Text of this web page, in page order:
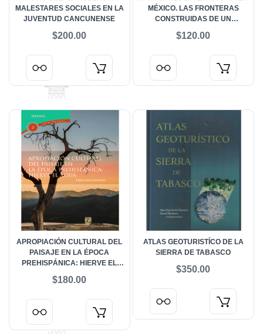
MALESTARES SOCIALES EN LA
JUVENTUD CANCUNENSE
$200.00
MÉXICO. LAS FRONTERAS
CONSTRUIDAS DE UN
$120.00
APROPIACIÓN CULTURAL DEL
PAISAJE EN LA ÉPOCA
PREHISPÁNICA: HIERVE EL
$180.00
ATLAS GEOTURISTÍCO DE LA
SIERRA DE TABASCO
$350.00